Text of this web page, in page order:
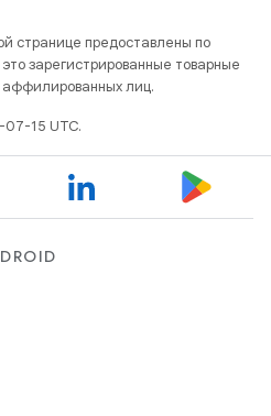
странице предоставлены по
зарегистрированные товарные
лиц.
15 UTC.